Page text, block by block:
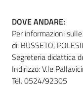
DOVE ANDARE:
Per informazioni
di: BUSSETO,
Segreteria didattica
Indirizzo: V.le
Tel. 0524/92305